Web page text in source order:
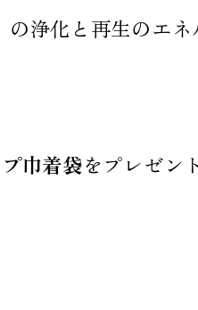
浄化と再生のエ
巾着袋をプレゼン